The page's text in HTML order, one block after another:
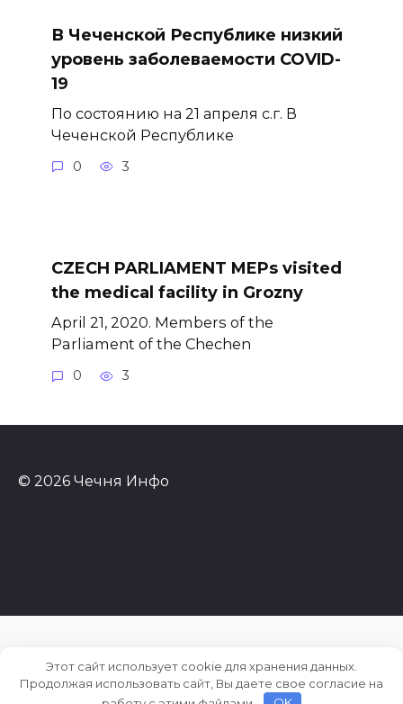
В Чеченской Республике низкий
уровень заболеваемости COVID-
19
По состоянию на 21 апреля с.г. В
Чеченской Республике
0 3
CZECH PARLIAMENT MEPs visited
the medical facility in Grozny
April 21, 2020. Members of the
Parliament of the Chechen
0 3
© 2026 Чечня Инфо
Этот сайт использует cookie для хранения данных.
Продолжая использовать сайт, Вы даете свое согласие на